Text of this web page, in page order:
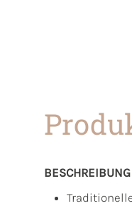
BESCHREIBUNG